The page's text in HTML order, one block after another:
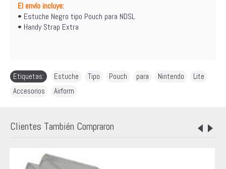
El envío incluye:
• Estuche Negro tipo Pouch para NDSL
• Handy Strap Extra
Etiquetas: Estuche Tipo Pouch para Nintendo Lite
Accesorios
Airform
Clientes También Compraron